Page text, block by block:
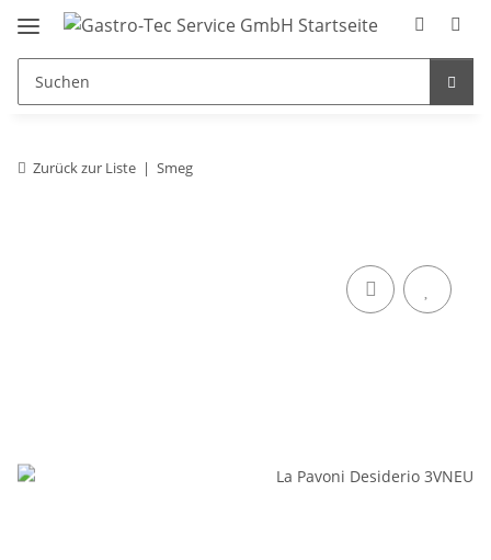
Zurück zur Liste Smeg